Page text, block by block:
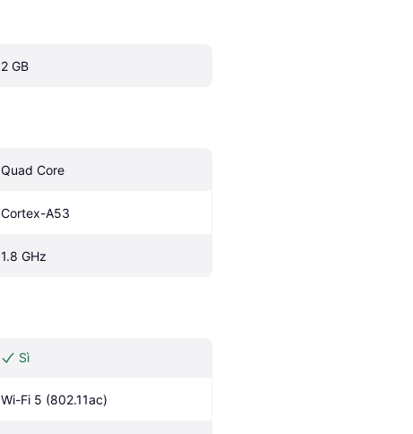
2 GB
Quad Core
Cortex-A53
1.8 GHz
Sì
Wi-Fi 5 (802.11ac)